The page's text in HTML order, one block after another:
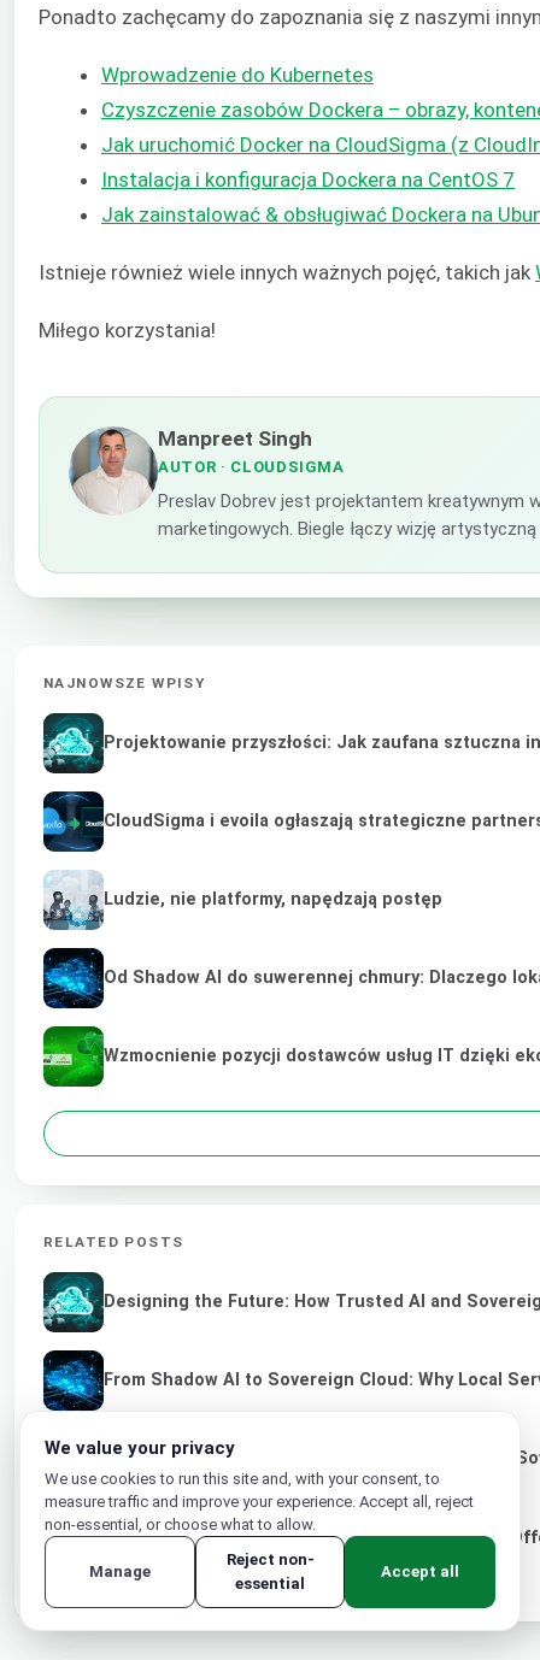
Ponadto zachęcamy do zapoznania się z naszymi
Wprowadzenie do Kubernetes
Czyszczenie zasobów Dockera – obrazy,
Jak uruchomić Docker na CloudSigma (z
Instalacja i konfiguracja Dockera na CentOS 7
Jak zainstalować & obsługiwać Dockera na
Istnieje również wiele innych ważnych pojęć, takich jak
Miłego korzystania!
Manpreet Singh
AUTOR · CLOUDSIGMA
Preslav Dobrev jest projektantem kreatywnym
marketingowych. Biegle łączy wizję
NAJNOWSZE WPISY
Projektowanie przyszłości: Jak zaufana
CloudSigma i evoila ogłaszają strategiczne
Ludzie, nie platformy, napędzają postęp
Od Shadow AI do suwerennej chmury: Dlaczego
Wzmocnienie pozycji dostawców usług IT dzięki
RELATED POSTS
Designing the Future: How Trusted AI and
From Shadow AI to Sovereign Cloud: Why Local
Empowering IT Service Provider Through Green
Siaflex Launches New Turkey Cloud Computing
We value your privacy
We use cookies to run this site and, with your consent, to
measure traffic and improve your experience. Accept all, reject
non-essential, or choose what to allow.
Manage
Reject non-
essential
Accept all